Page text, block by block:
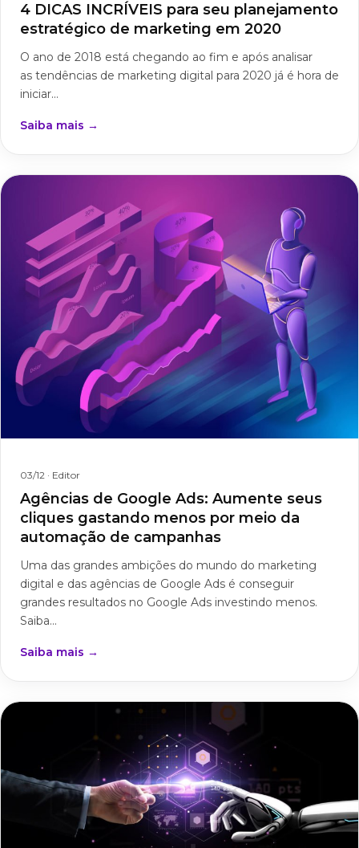
4 DICAS INCRÍVEIS para seu planejamento
estratégico de marketing em 2020
O ano de 2018 está chegando ao fim e após analisar
as tendências de marketing digital para 2020 já é hora de
iniciar...
Saiba mais →
03/12 · Editor
Agências de Google Ads: Aumente seus
cliques gastando menos por meio da
automação de campanhas
Uma das grandes ambições do mundo do marketing
digital e das agências de Google Ads é conseguir
grandes resultados no Google Ads investindo menos.
Saiba...
Saiba mais →